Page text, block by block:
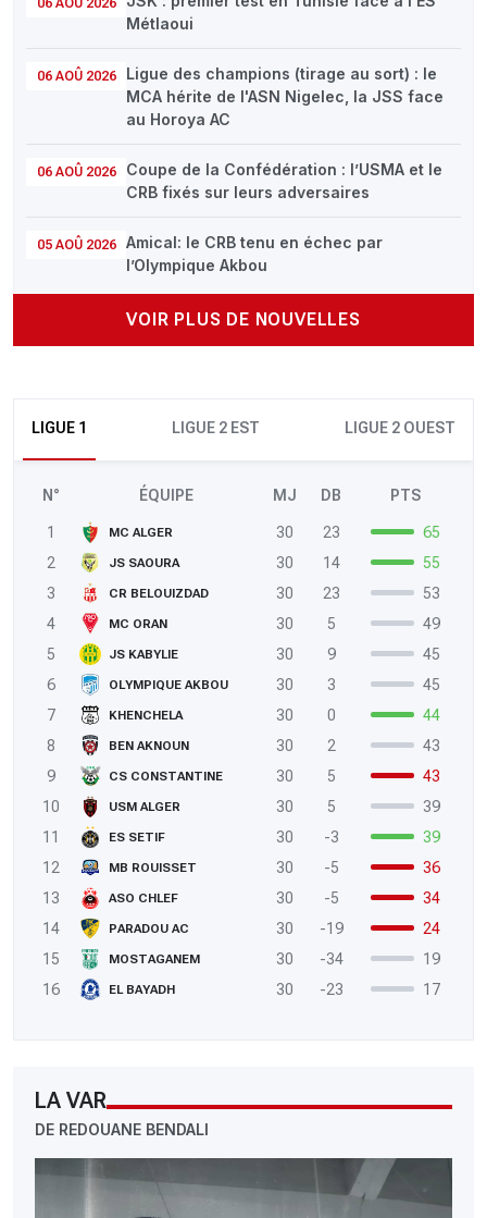
Métlaoui
06 AOÛ 2026
Ligue des champions (tirage au sort) : le
MCA hérite de l'ASN Nigelec, la JSS face
au Horoya AC
06 AOÛ 2026
Coupe de la Confédération : l’USMA et le
CRB fixés sur leurs adversaires
05 AOÛ 2026
Amical: le CRB tenu en échec par
l’Olympique Akbou
VOIR PLUS DE NOUVELLES
LIGUE 1 LIGUE 2 EST LIGUE 2 OUEST
N° ÉQUIPE MJ DB PTS
1 MC ALGER 30 23
65
2
JS SAOURA 30 14
55
3
CR BELOUIZDAD 30 23
53
4
MC ORAN 30 5
49
5
JS KABYLIE 30 9
45
6
OLYMPIQUE AKBOU 30 3
45
7
KHENCHELA 30 0
44
8
BEN AKNOUN 30 2
43
9
CS CONSTANTINE 30 5
43
10
USM ALGER 30 5
39
11
ES SETIF 30 -3
39
12
MB ROUISSET 30 -5
36
13
ASO CHLEF 30 -5
34
14
PARADOU AC 30 -19
24
15
MOSTAGANEM 30 -34
19
16
EL BAYADH 30 -23 17
LA VAR
DE REDOUANE BENDALI